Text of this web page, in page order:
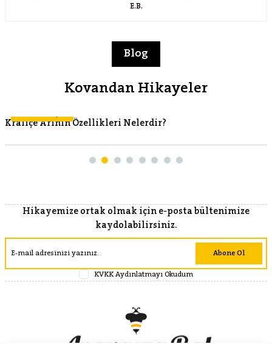
nitelikte. Bugün merak edip Internet’te biraz araştırınca, “süzme çiçek” dışında
E.B.
Blog
Kovandan Hikayeler
Kraliçe Arının Özellikleri Nelerdir?
Hikayemize ortak olmak için e-posta bültenimize
kaydolabilirsiniz.
KVKK Aydınlatmayı Okudum
Abone Ol